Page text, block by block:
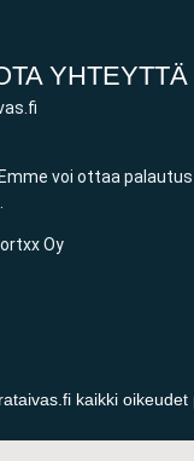
YHTEYTTÄ
voi ottaa
Oy
kaikki oikeudet